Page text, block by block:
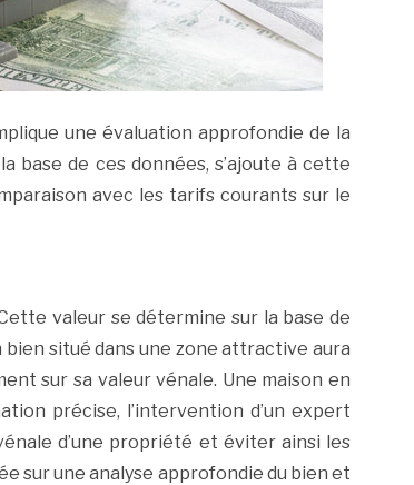
une évaluation approfondie de la
base de ces données, s’ajoute à cette
avec les tarifs courants sur le
valeur se détermine sur la base de
bien situé dans une zone attractive aura
sur sa valeur vénale. Une maison en
précise, l’intervention d’un expert
d’une propriété et éviter ainsi les
sur une analyse approfondie du bien et